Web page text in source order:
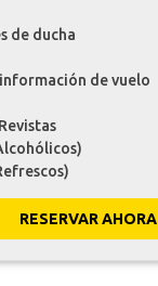
de ducha
de vuelo
RESERVAR AHORA